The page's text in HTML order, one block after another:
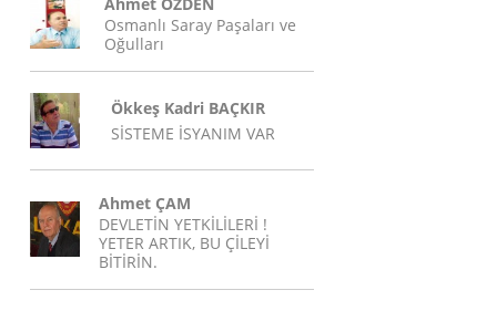
Osmanlı Saray Paşaları ve
Oğulları
Ökkeş Kadri BAÇKIR
SİSTEME İSYANIM VAR
Ahmet ÇAM
DEVLETİN YETKİLİLERİ !
YETER ARTIK, BU ÇİLEYİ
BİTİRİN.